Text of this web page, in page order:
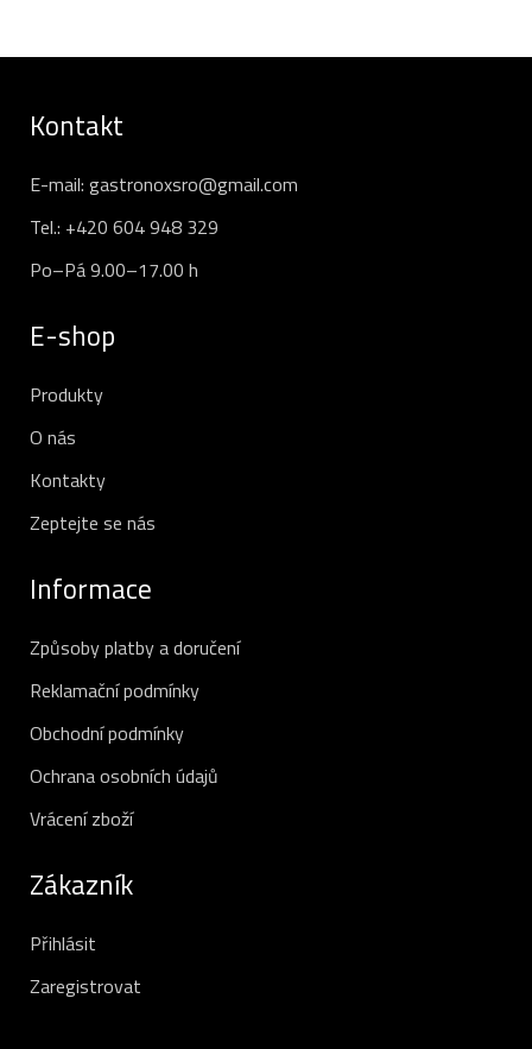
Kontakt
E-mail: gastronoxsro@gmail.com
Tel.: +420 604 948 329
Po–Pá 9.00–17.00 h
E-shop
Produkty
O nás
Kontakty
Zeptejte se nás
Informace
Způsoby platby a doručení
Reklamační podmínky
Obchodní podmínky
Ochrana osobních údajů
Vrácení zboží
Zákazník
Přihlásit
Zaregistrovat